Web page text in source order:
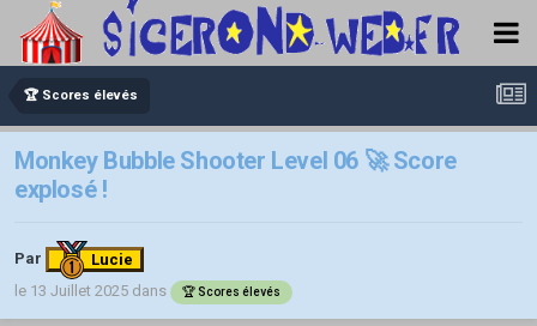
🏆 Scores élevés
Monkey Bubble Shooter Level 06 🚀 Score
explosé !
Par
Lucie
le 13 Juillet 2025 dans 🏆 Scores élevés